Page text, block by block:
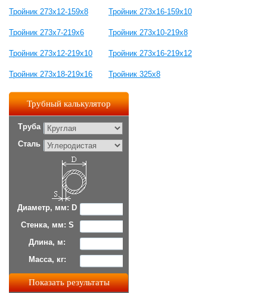
Тройник 273х12-159х8 Тройник 273х16-159х10
Тройник 273х7-219х6 Тройник 273х10-219х8
Тройник 273х12-219х10 Тройник 273х16-219х12
Тройник 273х18-219х16 Тройник 325х8
Трубный калькулятор
Труба
Сталь
Диаметр, мм: D
Стенка, мм: S
Длина, м:
Масса, кг: